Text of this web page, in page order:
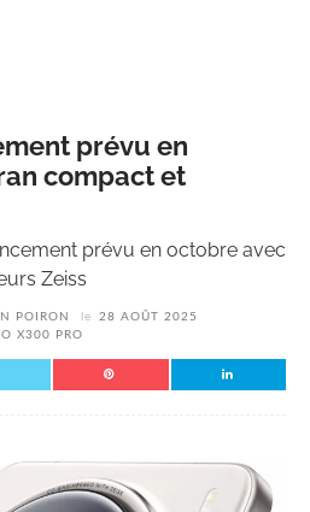
prévu en
compact et
prévu en octobre avec
Zeiss
POIRON le
28 AOÛT 2025
X300 PRO